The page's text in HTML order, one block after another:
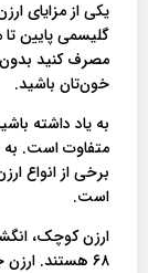
یکی از مزایای
گلیسمی پایین تا
مصرف کنید بدون
خون‌تان باشید.
به یاد داشته
متفاوت است. به
برخی از انواع
است.